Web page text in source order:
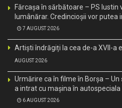
Fărcașa în sărbătoare – PS Iustin
lumânărar. Credincioșii vor
7 AUGUST 2026
Artiști îndrăgiți la cea de-a XVII-a
AUGUST 2026
Urmărire ca în filme în Borșa –
a intrat cu mașina în autospeciala
6 AUGUST 2026